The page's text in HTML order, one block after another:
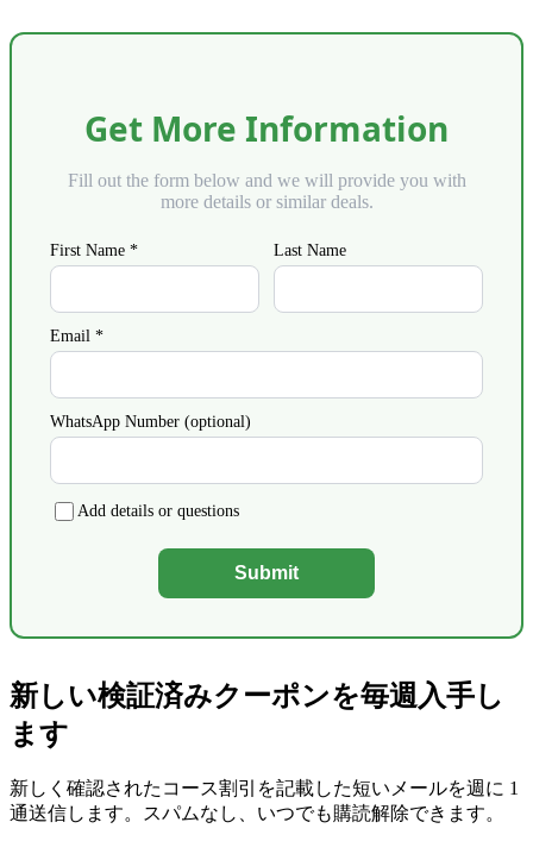
Get More Information
Fill out the form below and we will provide you with
more details or similar deals.
First Name * Last Name
Email *
WhatsApp Number (optional)
Add details or questions
Submit
新しい検証済みクーポンを毎週入手し
ます
新しく確認されたコース割引を記載した短いメールを週に 1
通送信します。スパムなし、いつでも購読解除できます。